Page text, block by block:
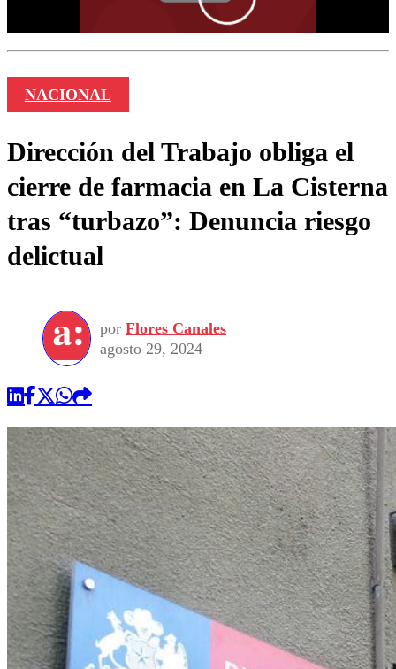
NACIONAL
Dirección del Trabajo obliga el
cierre de farmacia en La Cisterna
tras “turbazo”: Denuncia riesgo
delictual
por Flores Canales
agosto 29, 2024